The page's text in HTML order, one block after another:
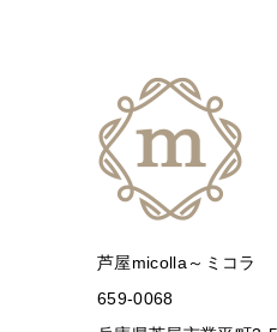
芦屋micolla～ミコラ
659-0068